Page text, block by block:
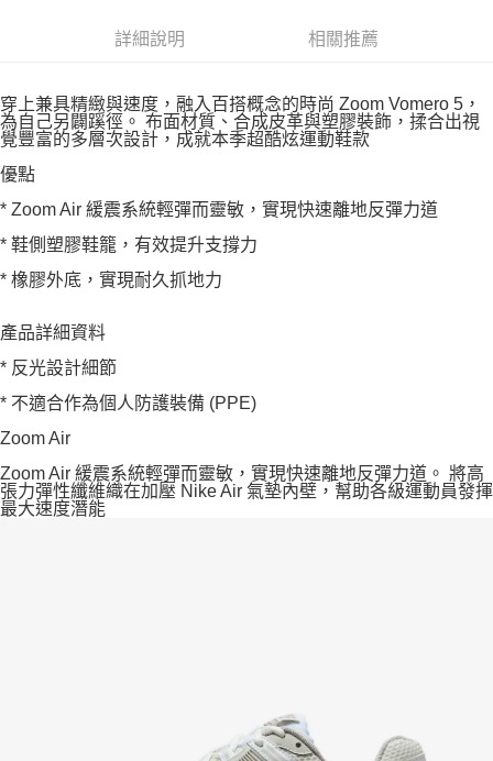
詳細說明 相關推薦
穿上兼具精緻與速度，融入百搭概念的時尚 Zoom Vomero 5，
為自己另闢蹊徑。 布面材質、合成皮革與塑膠裝飾，揉合出視
覺豐富的多層次設計，成就本季超酷炫運動鞋款
優點
* Zoom Air 緩震系統輕彈而靈敏，實現快速離地反彈力道
* 鞋側塑膠鞋籠，有效提升支撐力
* 橡膠外底，實現耐久抓地力
產品詳細資料
* 反光設計細節
* 不適合作為個人防護裝備 (PPE)
Zoom Air
Zoom Air 緩震系統輕彈而靈敏，實現快速離地反彈力道。 將高
張力彈性纖維織在加壓 Nike Air 氣墊內壁，幫助各級運動員發揮
最大速度潛能